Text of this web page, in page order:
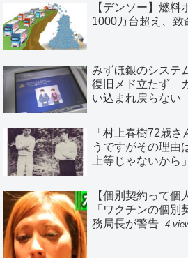
【デンソー】燃
1000万台超え、致
みずほ銀のシステ
復旧メド立たず
い込まれ戻らない
「村上春樹72歳
うですがその理由
上等じゃないから」
【個別契約って個
「ワクチンの個
務局長が警告 4